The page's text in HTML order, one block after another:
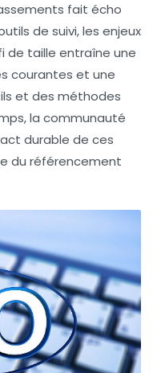
fait écho
de suivi, les enjeux
de taille entraîne une
courantes et une
et des méthodes
la communauté
durable de ces
du référencement